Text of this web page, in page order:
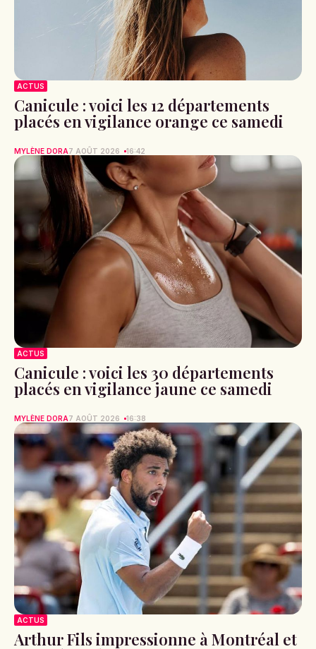
ACTUS
Canicule : voici les 12 départements
placés en vigilance orange ce samedi
MYLÈNE DORA7 AOÛT 2026 16:42
ACTUS
Canicule : voici les 30 départements
placés en vigilance jaune ce samedi
MYLÈNE DORA7 AOÛT 2026 16:38
ACTUS
Arthur Fils impressionne à Montréal et